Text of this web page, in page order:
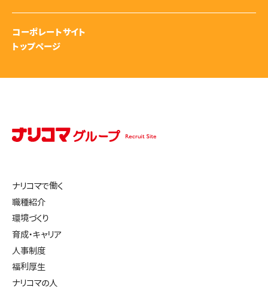
コーポレートサイト
トップページ
ナリコマで働く
職種紹介
環境づくり
育成・キャリア
人事制度
福利厚生
ナリコマの人